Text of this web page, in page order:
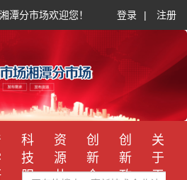
潭分市场欢迎您！ 登录 | 注册
服务热线：400-606-6048
科
技
服
资
源
共
创
新
企
创
新
政
关
于
平